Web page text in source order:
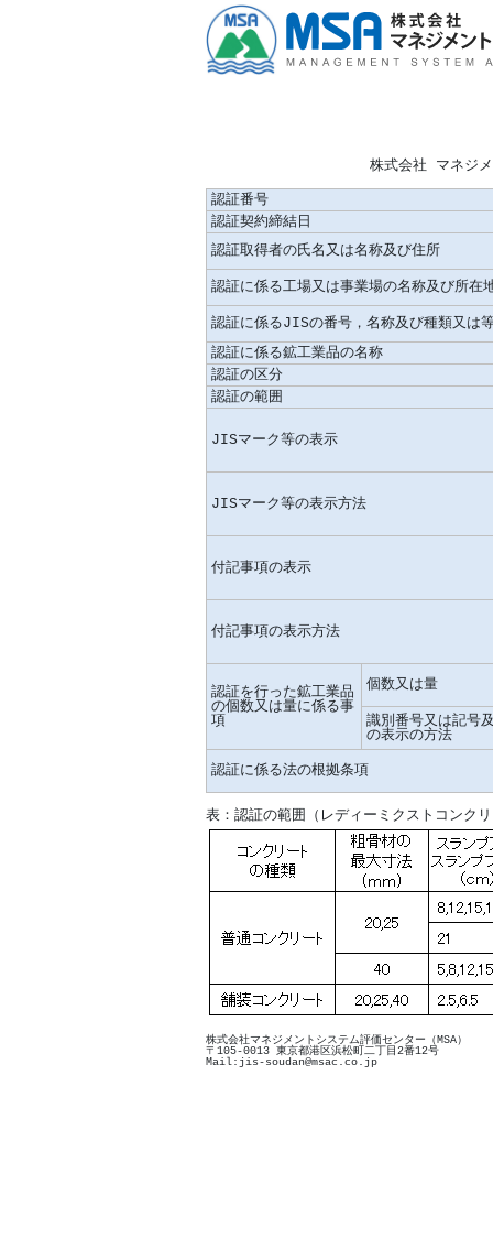
株式会社 マネジ
認証番号
認証契約締結日
認証取得者の氏名又は名称及び住所
認証に係る工場又は事業場の名称及び所在
認証に係るJISの番号，名称及び種類又は
認証に係る鉱工業品の名称
認証の区分
認証の範囲
JISマーク等の表示
JISマーク等の表示方法
付記事項の表示
付記事項の表示方法
認証を行った鉱工業品
の個数又は量に係る事
項
個数又は量
識別番号又は記号
の表示の方法
認証に係る法の根拠条項
表：認証の範囲（レディーミクストコンク
株式会社マネジメントシステム評価センター（MSA）
〒105-0013 東京都港区浜松町二丁目2番12号
Mail:jis-soudan@msac.co.jp